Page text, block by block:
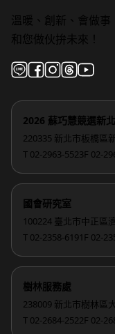
溫暖、創新、會做事
和您做伙拚未來！
2026 蘇巧慧競選新
220335 新北市板橋區
T 02-2963-5523F 02-
國會研究室
100224 臺北市中正區
T 02-2358-6191 F 02-
樹林服務處
238009 新北市樹林區
T 02-2684-2522F 02-